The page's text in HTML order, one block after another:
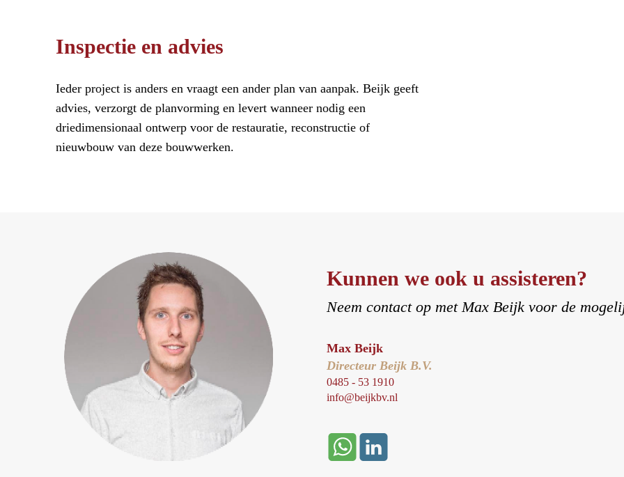
Inspectie en advies
Ieder project is anders en vraagt een ander plan van aanpak. Beijk geeft
advies, verzorgt de planvorming en levert wanneer nodig een
driedimensionaal ontwerp voor de restauratie, reconstructie of
nieuwbouw van deze bouwwerken.
Kunnen we ook u assisteren?
Neem contact op met Max Beijk voor de
Max Beijk
Directeur Beijk B.V.
0485 - 53 1910
info@beijkbv.nl